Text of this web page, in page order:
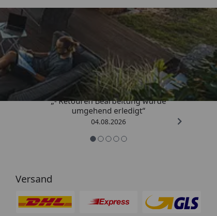
Trusted Shops
4,81/ 5
„- Retouren Bearbeitung wurde
umgehend erledigt“
04.08.2026
Versand